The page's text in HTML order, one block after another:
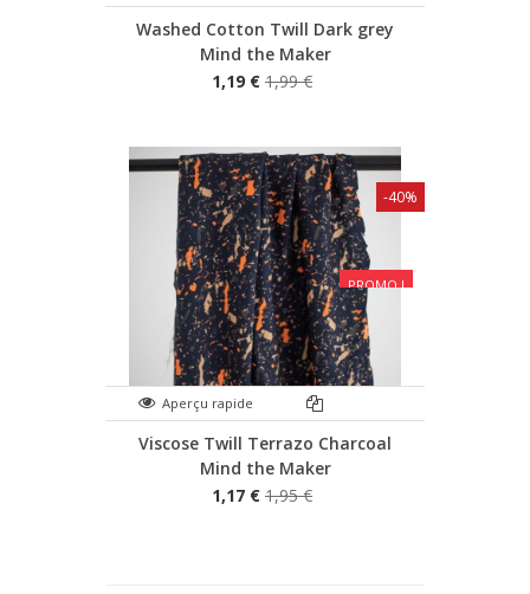
Washed Cotton Twill Dark grey
Mind the Maker
1,19 € 1,99 €
PROMO !
Aperçu rapide
Viscose Twill Terrazo Charcoal
Mind the Maker
1,17 € 1,95 €
-40%